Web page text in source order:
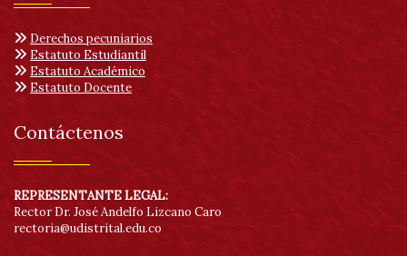
Derechos pecuniarios
Estatuto Estudiantil
Estatuto Académico
Estatuto Docente
Contáctenos
REPRESENTANTE LEGAL:
Rector Dr. José Andelfo Lizcano Caro
rectoria@udistrital.edu.co